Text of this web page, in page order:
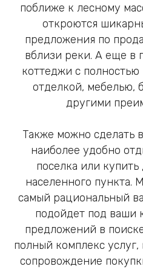
поближе к лесному
откроются
предложения по
вблизи реки. А еще в
коттеджи с
отделкой, мебелью,
другими
Также можно сделать
наиболее удобно
поселка или
населенного пункта.
самый рациональный
подойдет под ваши
предложений в
полный комплекс
сопровождение